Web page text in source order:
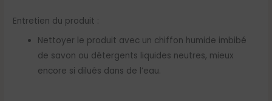
Entretien du produit :
Nettoyer le produit avec un chiffon humide imbibé
de savon ou détergents liquides neutres, mieux
encore si dilués dans de l’eau.